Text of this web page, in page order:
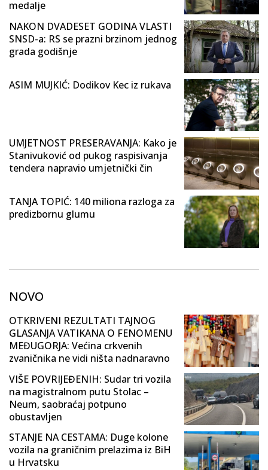
medalje
NAKON DVADESET GODINA VLASTI
SNSD-a: RS se prazni brzinom jednog
grada godišnje
ASIM MUJKIĆ: Dodikov Kec iz rukava
UMJETNOST PRESERAVANJA: Kako je
Stanivuković od pukog raspisivanja
tendera napravio umjetnički čin
TANJA TOPIĆ: 140 miliona razloga za
predizbornu glumu
NOVO
OTKRIVENI REZULTATI TAJNOG
GLASANJA VATIKANA O FENOMENU
MEĐUGORJA: Većina crkvenih
zvaničnika ne vidi ništa nadnaravno
VIŠE POVRIJEĐENIH: Sudar tri vozila
na magistralnom putu Stolac –
Neum, saobraćaj potpuno
obustavljen
STANJE NA CESTAMA: Duge kolone
vozila na graničnim prelazima iz BiH
u Hrvatsku